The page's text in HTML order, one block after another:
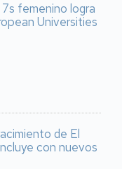
femenino logra
Universities
de El
con nuevos